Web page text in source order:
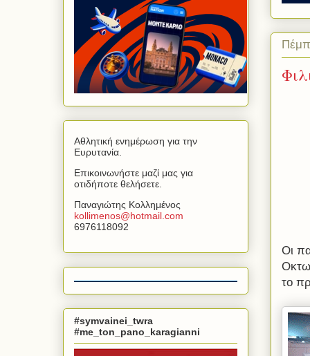
Οι
το
Αθλητική ενημέρωση για την
Ευρυτανία.
Επικοινωνήστε μαζί μας για
οτιδήποτε θελήσετε.
Παναγιώτης Κολλημένος
kollimenos@hotmail com
6976118092
#symvainei_twra
#me_ton_pano_karagianni